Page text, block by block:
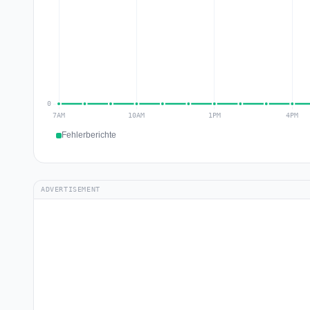
Fehlerberichte
ADVERTISEMENT